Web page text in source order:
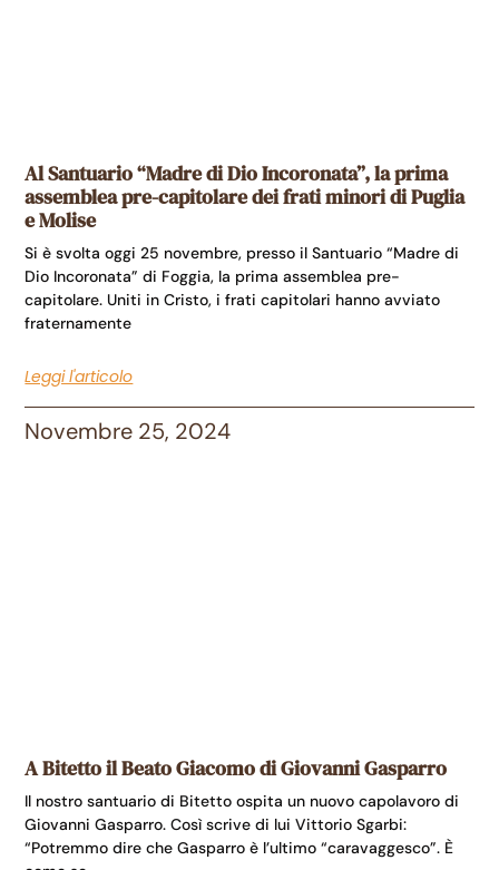
Al Santuario “Madre di Dio Incoronata”, la prima
assemblea pre-capitolare dei frati minori di Puglia
e Molise
Si è svolta oggi 25 novembre, presso il Santuario “Madre di
Dio Incoronata” di Foggia, la prima assemblea pre-
capitolare. Uniti in Cristo, i frati capitolari hanno avviato
fraternamente
Leggi l'articolo
Novembre 25, 2024
A Bitetto il Beato Giacomo di Giovanni Gasparro
Il nostro santuario di Bitetto ospita un nuovo capolavoro di
Giovanni Gasparro. Così scrive di lui Vittorio Sgarbi:
“Potremmo dire che Gasparro è l’ultimo “caravaggesco”. È